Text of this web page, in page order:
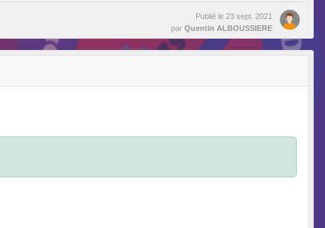
Publié le 23 sept. 2021
par Quentin ALBOUSSIERE